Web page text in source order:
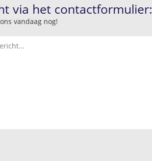
via het contactformulier:
vandaag nog!